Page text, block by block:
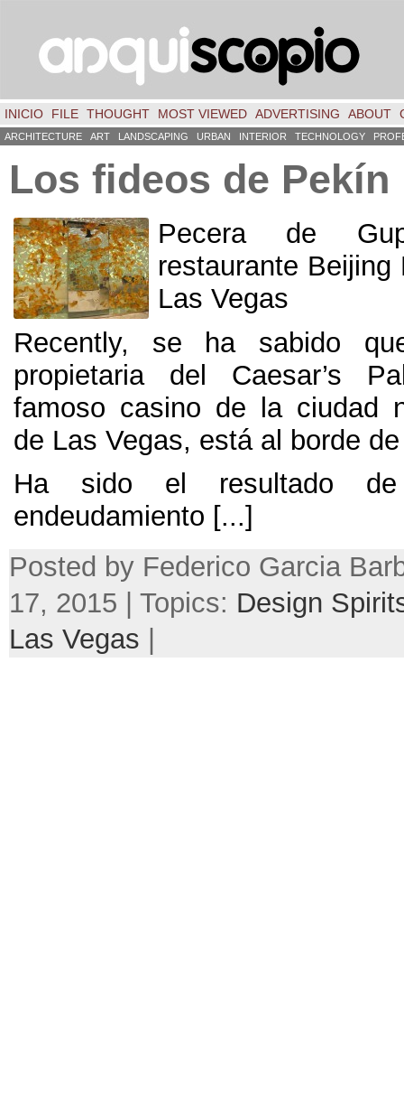
INICIO FILE THOUGHT MOST VIEWED ADVERTISING ABOUT
ARCHITECTURE ART LANDSCAPING URBAN INTERIOR TECHNOLOGY
Los fideos de Pekín
Pecera de
restaurante Beijing
Las Vegas
Recently, se ha sabido
propietaria del Caesar’s
famoso casino de la ciudad
de Las Vegas, está al borde
Ha sido el resultado
endeudamiento [...]
Posted by Federico Garcia
17, 2015 | Topics: Design
Las Vegas